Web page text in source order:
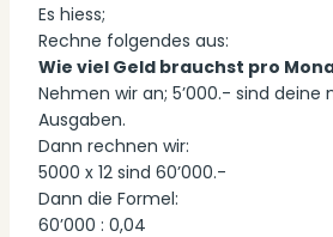
Es hiess;
Rechne folgendes aus:
Wie viel Geld brauchst pro
Nehmen wir an; 5’000.- sind
Ausgaben.
Dann rechnen wir:
5000 x 12 sind 60’000.-
Dann die Formel:
60’000 : 0,04